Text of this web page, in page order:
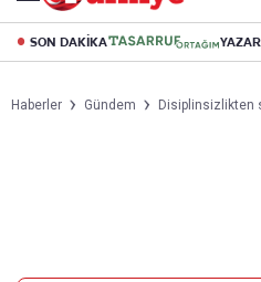
SON DAKİKA
Haberler Gündem Disiplinsizlikten